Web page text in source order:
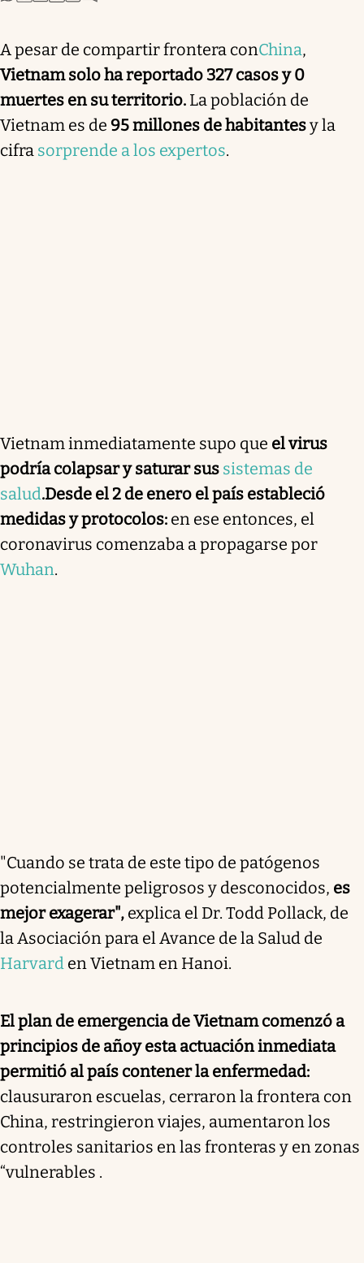
A pesar de compartir frontera conChina,
Vietnam solo ha reportado 327 casos y 0
muertes en su territorio. La población de
Vietnam es de 95 millones de habitantesy la
cifra sorprende a los expertos.
Vietnam inmediatamente supo que el virus
podría colapsar y saturar sus sistemas de
salud.Desde el 2 de enero el país estableció
medidas y protocolos: en ese entonces, el
coronavirus comenzaba a propagarse por
Wuhan.
"Cuando se trata de este tipo de patógenos
potencialmente peligrosos y desconocidos, es
mejor exagerar", explica el Dr. Todd Pollack, de
la Asociación para el Avance de la Salud de
Harvard en Vietnam en Hanoi.
El plan de emergencia de Vietnam comenzó a
principios de añoy esta actuación inmediata
permitió al país contener la enfermedad:
clausuraron escuelas, cerraron la frontera con
China, restringieron viajes, aumentaron los
controles sanitarios en las fronteras y en zonas
“vulnerables .